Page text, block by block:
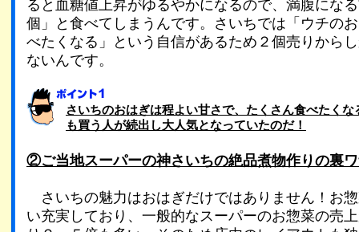
ると血糖値上昇がゆるやかになるので、満腹にな
個」と食べてしまうんです。さいちでは「ウチの
べたくなる」という自信があるため２個売りから
ないんです。
さいちのおはぎは程よい甘さで、たくさん食べたく
も買う人が続出し大人気となっていたのだ！
②ご当地スーパーの神さいちの絶品煮物作りの裏
さいちの魅力はおはぎだけではありません！お
い充実しており、一般的なスーパーのお惣菜の売